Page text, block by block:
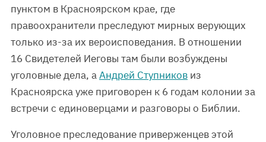
пунктом в Красноярском крае, где
правоохранители преследуют мирных верующих
только из-за их вероисповедания. В отношении
16 Свидетелей Иеговы там были возбуждены
уголовные дела, аАндрей Ступников из
Красноярска уже приговорен к 6 годам колонии за
встречи с единоверцами и разговоры о Библии.
Уголовное преследование приверженцев этой